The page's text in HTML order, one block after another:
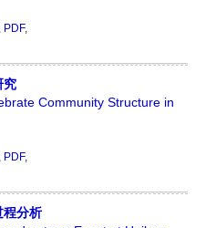
PDF,
究
Community Structure in
PDF,
程分析